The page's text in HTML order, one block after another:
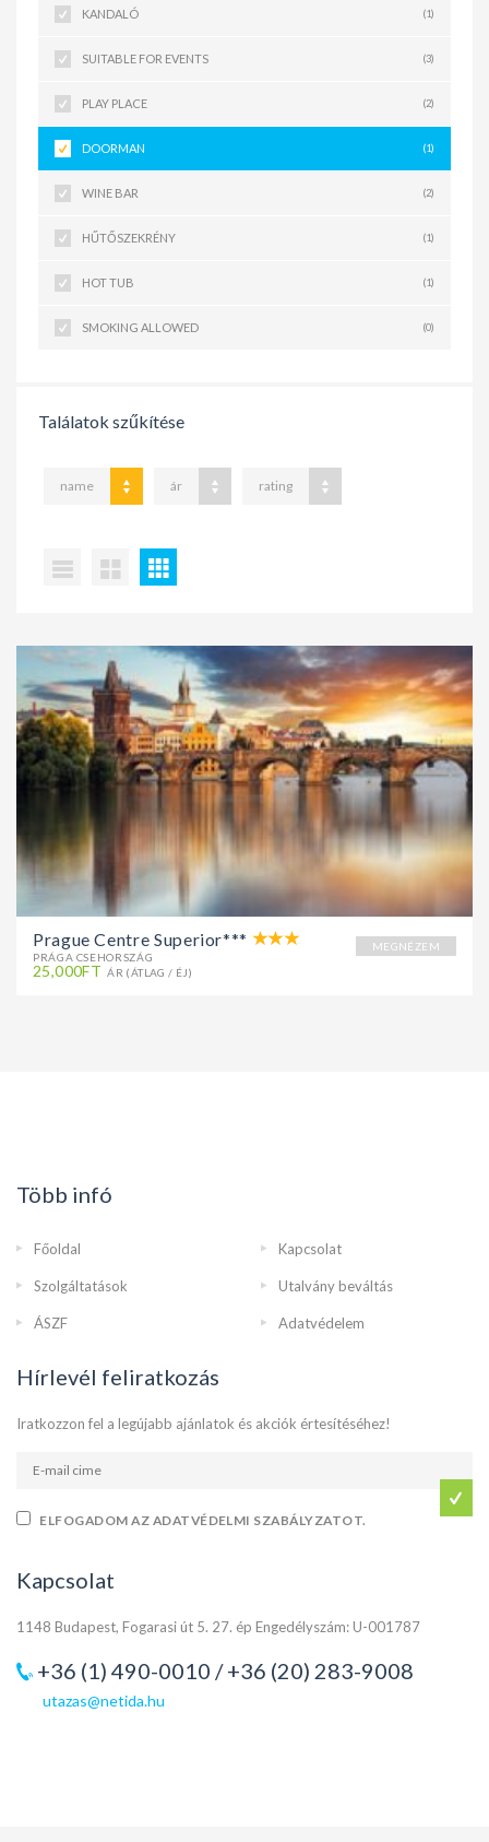
KANDALÓ (1)
SUITABLE FOR EVENTS (3)
PLAY PLACE (2)
DOORMAN (1)
WINE BAR (2)
HŰTŐSZEKRÉNY (1)
HOT TUB (1)
SMOKING ALLOWED (0)
Találatok szűkítése
name ár rating
MEGNÉZEM
Prague Centre Superior***
PRÁGA CSEHORSZÁG
25,000FT ÁR (ÁTLAG / ÉJ)
Több infó
Főoldal Kapcsolat
Szolgáltatások Utalvány beváltás
ÁSZF Adatvédelem
Hírlevél feliratkozás
Iratkozzon fel a legújabb ajánlatok és akciók értesítéséhez!
ELFOGADOM AZ ADATVÉDELMI SZABÁLYZATOT.
Kapcsolat
1148 Budapest, Fogarasi út 5. 27. ép Engedélyszám: U-001787
+36 (1) 490-0010 / +36 (20) 283-9008
utazas@netida.hu